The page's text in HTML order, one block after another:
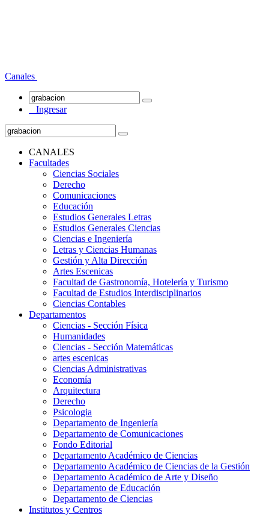
Canales
Ingresar
CANALES
Facultades
Ciencias Sociales
Derecho
Comunicaciones
Educación
Estudios Generales Letras
Estudios Generales Ciencias
Ciencias e Ingeniería
Letras y Ciencias Humanas
Gestión y Alta Dirección
Artes Escenicas
Facultad de Gastronomía, Hotelería y Turismo
Facultad de Estudios Interdisciplinarios
Ciencias Contables
Departamentos
Ciencias - Sección Física
Humanidades
Ciencias - Sección Matemáticas
artes escenicas
Ciencias Administrativas
Economía
Arquitectura
Derecho
Psicologia
Departamento de Ingeniería
Departamento de Comunicaciones
Fondo Editorial
Departamento Académico de Ciencias
Departamento Académico de Ciencias de la Gestión
Departamento Académico de Arte y Diseño
Departamento de Educación
Departamento de Ciencias
Institutos y Centros